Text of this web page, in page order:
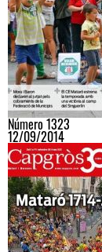
Número 1323
12/09/2014